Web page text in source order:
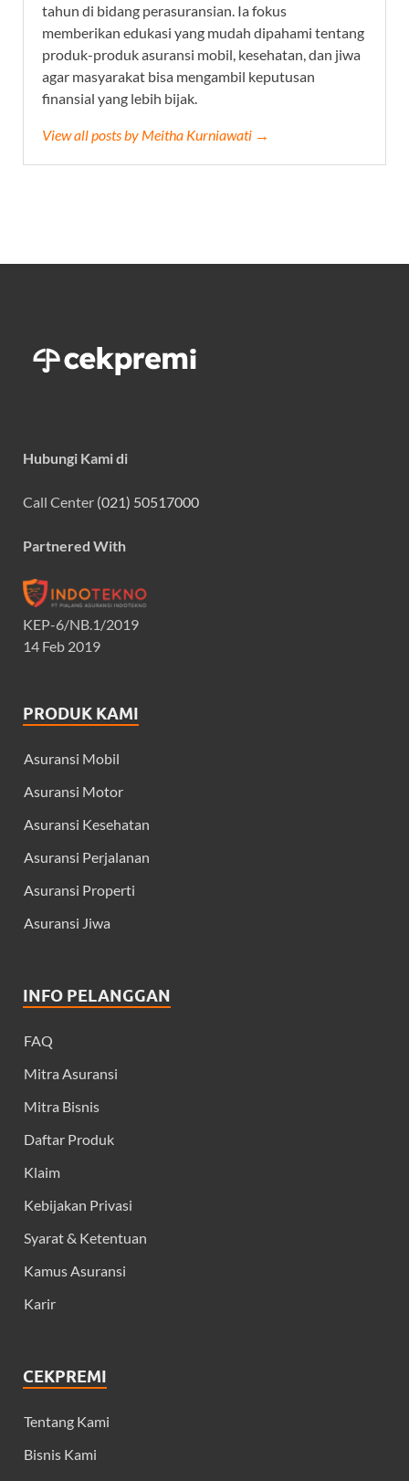
tahun di bidang perasuransian. Ia fokus
memberikan edukasi yang mudah dipahami tentang
produk-produk asuransi mobil, kesehatan, dan jiwa
agar masyarakat bisa mengambil keputusan
finansial yang lebih bijak.
View all posts by Meitha Kurniawati →
Hubungi Kami di
Call Center (021) 50517000
Partnered With
KEP-6/NB.1/2019
14 Feb 2019
PRODUK KAMI
Asuransi Mobil
Asuransi Motor
Asuransi Kesehatan
Asuransi Perjalanan
Asuransi Properti
Asuransi Jiwa
INFO PELANGGAN
FAQ
Mitra Asuransi
Mitra Bisnis
Daftar Produk
Klaim
Kebijakan Privasi
Syarat & Ketentuan
Kamus Asuransi
Karir
CEKPREMI
Tentang Kami
Bisnis Kami